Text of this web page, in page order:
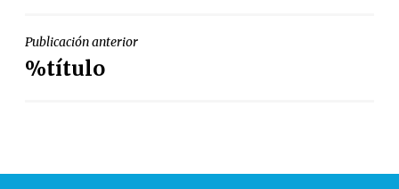
NAVEGACIÓN
DE
Publicación anterior
%título